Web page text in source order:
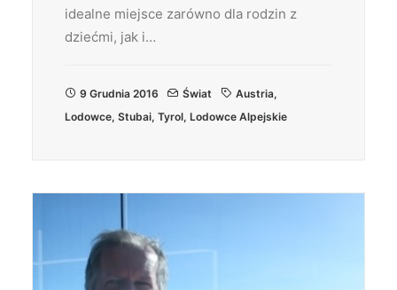
idealne miejsce zarówno dla rodzin z
dziećmi, jak i…
9 Grudnia 2016 Świat Austria,
Lodowce, Stubai, Tyrol, Lodowce Alpejskie